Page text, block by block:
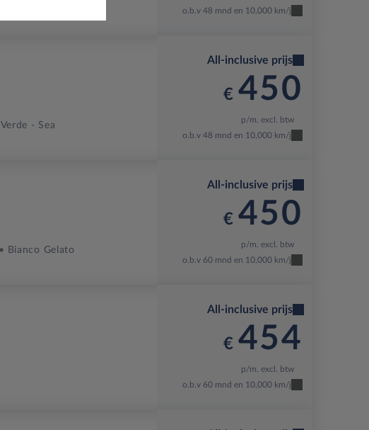
o.b.v 48 mnd en 10,000 km/j
Verde - Sea
All-inclusive prijs
€ 450
p/m. excl. btw
o.b.v 48 mnd en 10,000 km/j
Bianco Gelato
All-inclusive prijs
€ 450
p/m. excl. btw
o.b.v 60 mnd en 10,000 km/j
All-inclusive prijs
€ 454
p/m. excl. btw
o.b.v 60 mnd en 10,000 km/j